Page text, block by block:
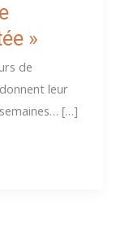
»
de
leur
[…]